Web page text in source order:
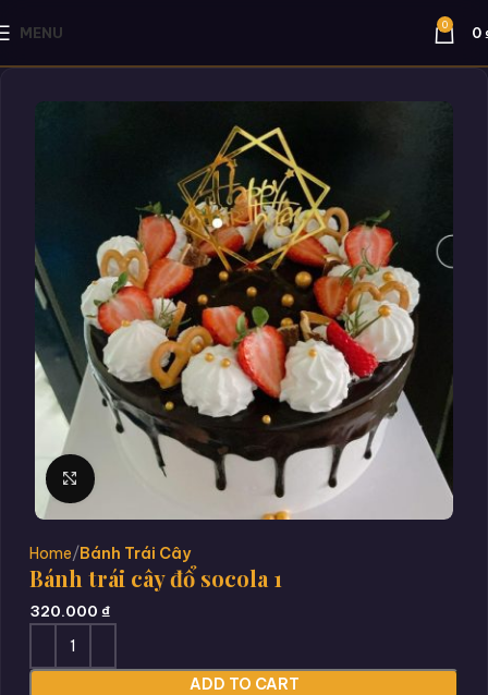
MENU 0 0
Click to enlarge
Home Bánh Trái Cây
Bánh trái cây đổ socola 1
320.000 ₫
ADD TO CART